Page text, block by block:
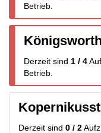
Betrieb.
Derzeit sind 1 / 4
Betrieb.
Derzeit sind 0 / 2